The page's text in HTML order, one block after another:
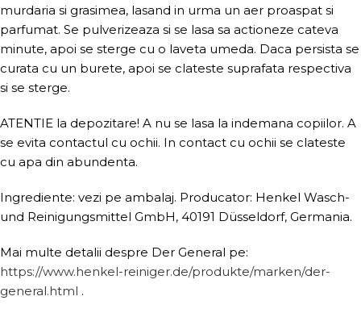
murdaria si grasimea, lasand in urma un aer proaspat si
parfumat. Se pulverizeaza si se lasa sa actioneze cateva
minute, apoi se sterge cu o laveta umeda. Daca persista se
curata cu un burete, apoi se clateste suprafata respectiva
si se sterge.
ATENTIE la depozitare! A nu se lasa la indemana copiilor. A
se evita contactul cu ochii. In contact cu ochii se clateste
cu apa din abundenta.
Ingrediente: vezi pe ambalaj. Producator: Henkel Wasch-
und Reinigungsmittel GmbH, 40191 Düsseldorf, Germania.
Mai multe detalii despre Der General pe:
https://www.henkel-reiniger.de/produkte/marken/der-
general.html .